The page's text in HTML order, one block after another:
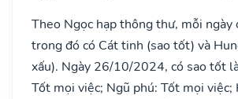
Theo Ngọc hạp thông thư, mỗi ngày
trong đó có Cát tinh (sao tốt) và
xấu). Ngày 26/10/2024, có sao tốt
Tốt mọi việc; Ngũ phú: Tốt mọi việc;